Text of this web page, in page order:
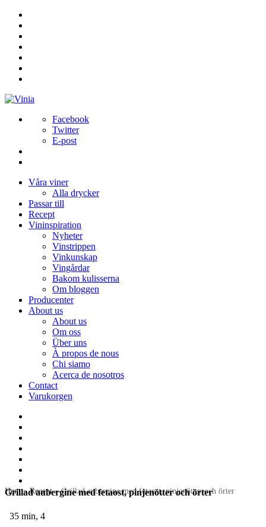
Facebook
Twitter
E-post
Våra viner
Alla drycker
Passar till
Recept
Vininspiration
Nyheter
Vinstrippen
Vinkunskap
Vingårdar
Bakom kulisserna
Om bloggen
Producenter
About us
About us
Om oss
Über uns
À propos de nous
Chi siamo
Acerca de nosotros
Contact
Varukorgen
Hem»Recept»Grillad aubergine med fetaost, pinjenötter och örter
Grillad aubergine med fetaost, pinjenötter och örter
35 min, 4